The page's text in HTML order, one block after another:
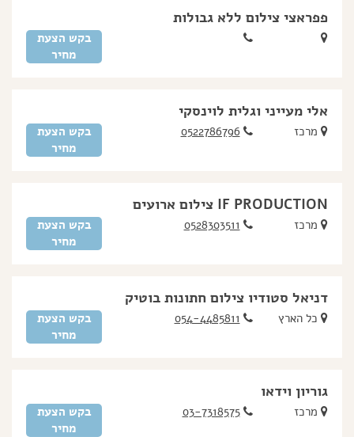
פפראצי צילום ללא גבולות
בקש הצעת
מחיר
אלי מעייני וגלית לוינסקי
מרכז 0522786796
בקש הצעת
מחיר
IF PRODUCTION צילום ארועים
מרכז 0528303511
בקש הצעת
מחיר
דניאל סטודיו צילום חתונות בוטיק
כל הארץ 054-4485811
בקש הצעת
מחיר
גוריון וידאו
מרכז 03-7318575
בקש הצעת
מחיר